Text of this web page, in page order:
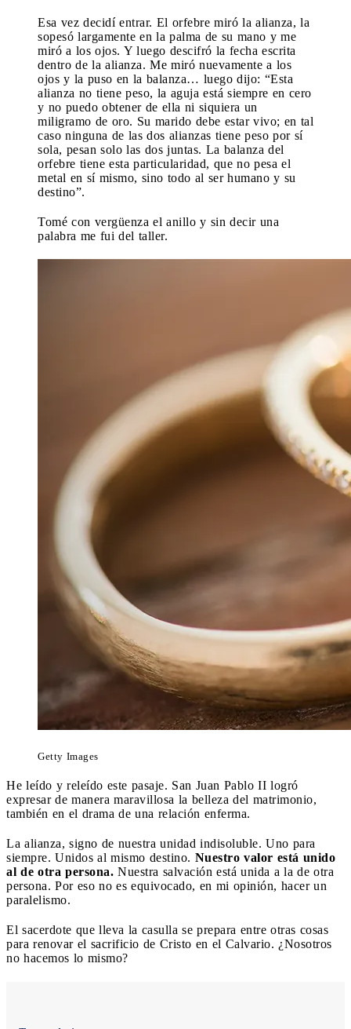
Esa vez decidí entrar. El orfebre miró la alianza, la
sopesó largamente en la palma de su mano y me
miró a los ojos. Y luego descifró la fecha escrita
dentro de la alianza. Me miró nuevamente a los
ojos y la puso en la balanza… luego dijo: “Esta
alianza no tiene peso, la aguja está siempre en cero
y no puedo obtener de ella ni siquiera un
miligramo de oro. Su marido debe estar vivo; en tal
caso ninguna de las dos alianzas tiene peso por sí
sola, pesan solo las dos juntas. La balanza del
orfebre tiene esta particularidad, que no pesa el
metal en sí mismo, sino todo al ser humano y su
destino”.
Tomé con vergüenza el anillo y sin decir una
palabra me fui del taller.
Getty Images
He leído y releído este pasaje. San Juan Pablo II logró
expresar de manera maravillosa la belleza del matrimonio,
también en el drama de una relación enferma.
La alianza, signo de nuestra unidad indisoluble. Uno para
siempre. Unidos al mismo destino. Nuestro valor está unido
al de otra persona. Nuestra salvación está unida a la de otra
persona. Por eso no es equivocado, en mi opinión, hacer un
paralelismo.
El sacerdote que lleva la casulla se prepara entre otras cosas
para renovar el sacrificio de Cristo en el Calvario. ¿Nosotros
no hacemos lo mismo?